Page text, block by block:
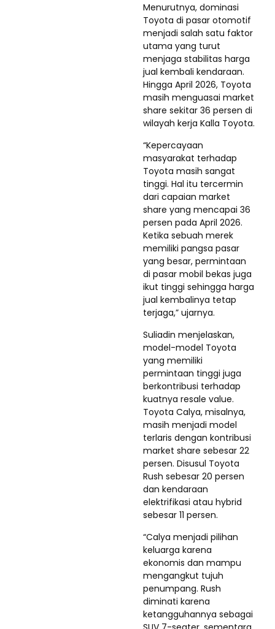
Menurutnya, dominasi
Toyota di pasar otomotif
menjadi salah satu faktor
utama yang turut
menjaga stabilitas harga
jual kembali kendaraan.
Hingga April 2026, Toyota
masih menguasai market
share sekitar 36 persen di
wilayah kerja Kalla Toyota.
“Kepercayaan
masyarakat terhadap
Toyota masih sangat
tinggi. Hal itu tercermin
dari capaian market
share yang mencapai 36
persen pada April 2026.
Ketika sebuah merek
memiliki pangsa pasar
yang besar, permintaan
di pasar mobil bekas juga
ikut tinggi sehingga harga
jual kembalinya tetap
terjaga,” ujarnya.
Suliadin menjelaskan,
model-model Toyota
yang memiliki
permintaan tinggi juga
berkontribusi terhadap
kuatnya resale value.
Toyota Calya, misalnya,
masih menjadi model
terlaris dengan kontribusi
market share sebesar 22
persen. Disusul Toyota
Rush sebesar 20 persen
dan kendaraan
elektrifikasi atau hybrid
sebesar 11 persen.
“Calya menjadi pilihan
keluarga karena
ekonomis dan mampu
mengangkut tujuh
penumpang. Rush
diminati karena
ketangguhannya sebagai